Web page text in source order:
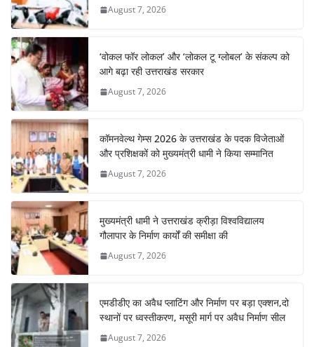
August 7, 2026
‘वोकल फॉर लोकल’ और ‘लोकल टू ग्लोबल’ के संकल्प को
आगे बढ़ा रही उत्तराखंड सरकार
August 7, 2026
कॉमनवेल्थ गेम्स 2026 के उत्तराखंड के पदक विजेताओं
और प्रशिक्षकों को मुख्यमंत्री धामी ने किया सम्मानित
August 7, 2026
मुख्यमंत्री धामी ने उत्तराखंड क्रीड़ा विश्वविद्यालय
गौलापार के निर्माण कार्यों की समीक्षा की
August 7, 2026
एमडीडीए का अवैध प्लाटिंग और निर्माण पर बड़ा एक्शन,दो
स्थानों पर ध्वस्तीकरण, मसूरी मार्ग पर अवैध निर्माण सील
August 7, 2026